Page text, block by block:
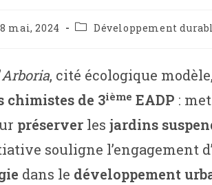
mai, 2024 Développement
Arboria, cité écologique
chimistes de 3ième EADP :
préserverles jardins
souligne l’engagement d’
dans le développement